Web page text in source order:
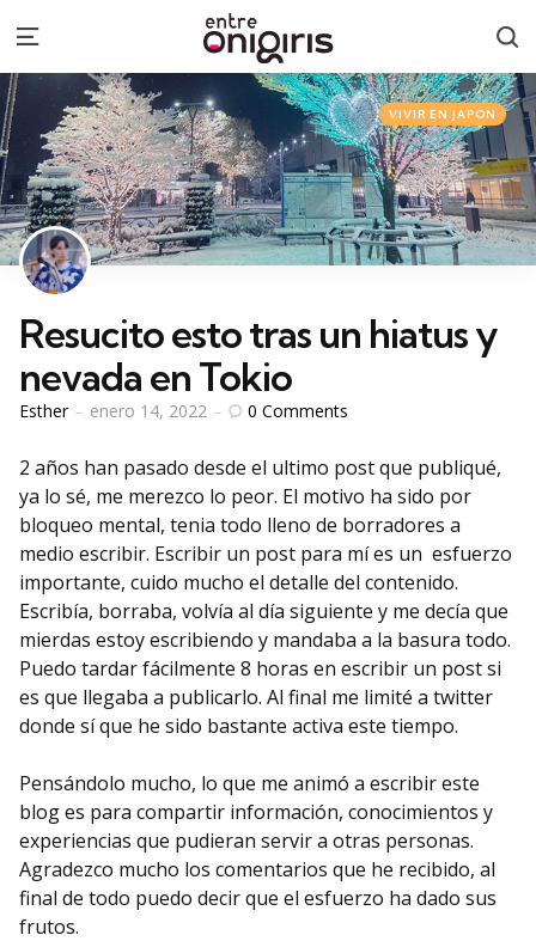
Menu
Categories
Posted
in
VIVIR EN JAPÓN
Resucito esto tras un hiatus y
nevada en Tokio
Posted
Esther enero 14, 2022 0 Comments
2 años han pasado desde el ultimo post que publiqué,
ya lo sé, me merezco lo peor. El motivo ha sido por
bloqueo mental, tenia todo lleno de borradores a
medio escribir. Escribir un post para mí es un esfuerzo
importante, cuido mucho el detalle del contenido.
Escribía, borraba, volvía al día siguiente y me decía que
mierdas estoy escribiendo y mandaba a la basura todo.
Puedo tardar fácilmente 8 horas en escribir un post si
es que llegaba a publicarlo. Al final me limité a twitter
donde sí que he sido bastante activa este tiempo.
Pensándolo mucho, lo que me animó a escribir este
blog es para compartir información, conocimientos y
experiencias que pudieran servir a otras personas.
Agradezco mucho los comentarios que he recibido, al
final de todo puedo decir que el esfuerzo ha dado sus
frutos.